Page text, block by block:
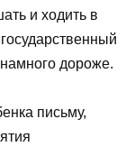
и ходить в
дороже.
письму,